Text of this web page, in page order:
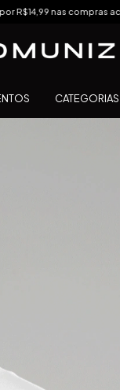
acima de R$299
CATEGORIAS